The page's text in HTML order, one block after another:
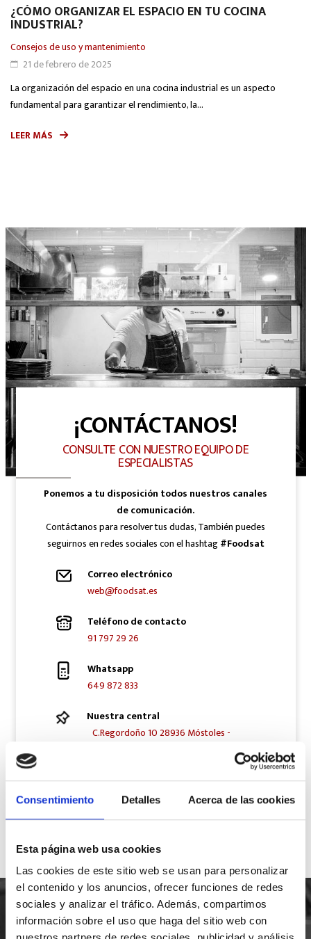
Consentimiento Detalles Acerca de las cookies
Esta página web usa cookies
Las cookies de este sitio web se usan para personalizar
el contenido y los anuncios, ofrecer funciones de redes
sociales y analizar el tráfico. Además, compartimos
información sobre el uso que haga del sitio web con
¿CÓMO ORGANIZAR EL ESPACIO EN TU COCINA
INDUSTRIAL?
Consejos de uso y mantenimiento
21 de febrero de 2025
La organización del espacio en una cocina industrial es un aspecto
fundamental para garantizar el rendimiento, la...
LEER MÁS
¡CONTÁCTANOS!
CONSULTE CON NUESTRO EQUIPO DE
ESPECIALISTAS
Ponemos a tu disposición todos nuestros canales
de comunicación.
Contáctanos para resolver tus dudas, También puedes
seguirnos en redes sociales con el hashtag#Foodsat
Correo electrónico
web@foodsat.es
Teléfono de contacto
91 797 29 26
Whatsapp
649 872 833
Nuestra central
C.Regordoño 10 28936 Móstoles -
Síguenos en Redes Sociales